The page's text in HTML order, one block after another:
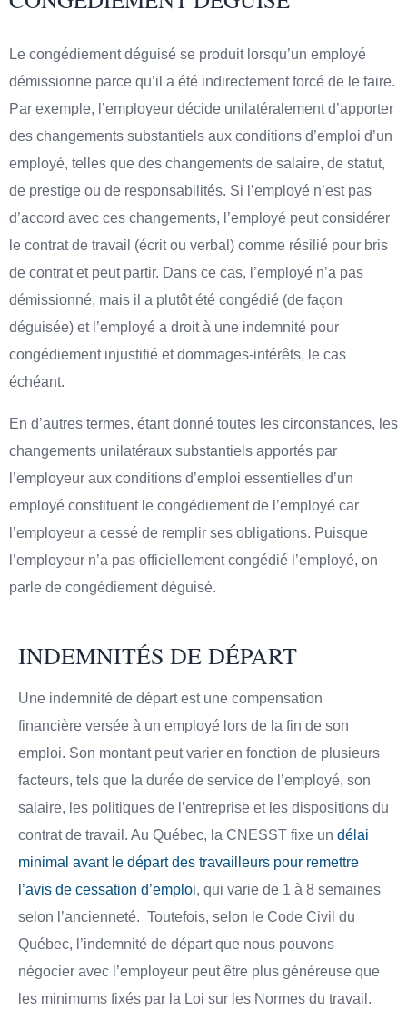
Le congédiement déguisé se produit lorsqu’un employé
démissionne parce qu’il a été indirectement forcé de le faire.
Par exemple, l’employeur décide unilatéralement d’apporter
des changements substantiels aux conditions d’emploi d’un
employé, telles que des changements de salaire, de statut,
de prestige ou de responsabilités. Si l’employé n’est pas
d’accord avec ces changements, l’employé peut considérer
le contrat de travail (écrit ou verbal) comme résilié pour bris
de contrat et peut partir. Dans ce cas, l’employé n’a pas
démissionné, mais il a plutôt été congédié (de façon
déguisée) et l’employé a droit à une indemnité pour
congédiement injustifié et dommages-intérêts, le cas
échéant.
En d’autres termes, étant donné toutes les circonstances, les
changements unilatéraux substantiels apportés par
l’employeur aux conditions d’emploi essentielles d’un
employé constituent le congédiement de l’employé car
l’employeur a cessé de remplir ses obligations. Puisque
l’employeur n’a pas officiellement congédié l’employé, on
parle de congédiement déguisé.
INDEMNITÉS DE DÉPART
Une indemnité de départ est une compensation
financière versée à un employé lors de la fin de son
emploi. Son montant peut varier en fonction de plusieurs
facteurs, tels que la durée de service de l’employé, son
salaire, les politiques de l’entreprise et les dispositions du
contrat de travail. Au Québec, la CNESST fixe un délai
minimal avant le départ des travailleurs pour remettre
l’avis de cessation d’emploi, qui varie de 1 à 8 semaines
selon l’ancienneté. Toutefois, selon le Code Civil du
Québec, l’indemnité de départ que nous pouvons
négocier avec l’employeur peut être plus généreuse que
les minimums fixés par la Loi sur les Normes du travail.